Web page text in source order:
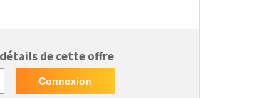
de cette offre